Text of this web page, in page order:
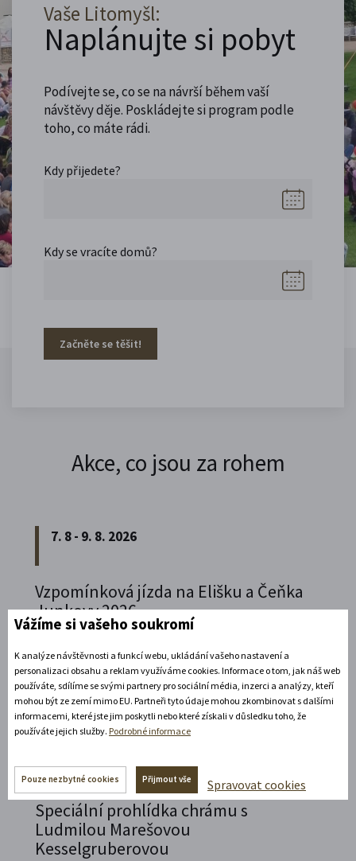
Vaše Litomyšl:
Naplánujte si pobyt
Podívejte se, co se na návrší během vaší
návštěvy děje. Poskládejte si program podle
toho, co máte rádi.
Kdy přijedete?
Kdy se vracíte domů?
Začněte se těšit!
Akce, co jsou za rohem
7. 8 - 9. 8. 2026
Vzpomínková jízda na Elišku a Čeňka
Junkovy 2026
vzpomenout na naší první českou závodnici,
Elišku Junkovou.
Rozbalte si další akce
Speciální prohlídka chrámu s
Ludmilou Marešovou
Kesselgruberovou
Vážíme si vašeho soukromí
K analýze návštěvnosti a funkcí webu, ukládání vašeho nastavení a
personalizaci obsahu a reklam využíváme cookies. Informace o tom, jak náš web
používáte, sdílíme se svými partnery pro sociální média, inzerci a analýzy, kteří
mohou být ze zemí mimo EU. Partneři tyto údaje mohou zkombinovat s dalšími
informacemi, které jste jim poskytli nebo které získali v důsledku toho, že
používáte jejich služby. Podrobné informace
Pouze nezbytné cookies Přijmout vše Spravovat cookies